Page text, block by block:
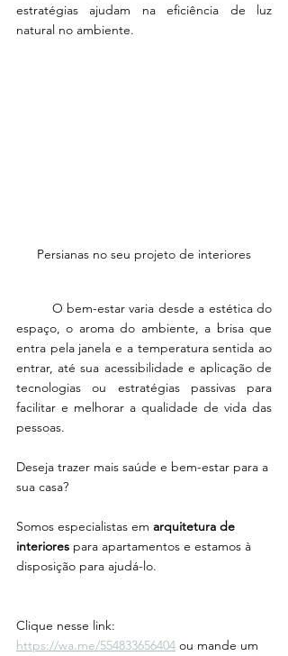
estratégias ajudam na eficiência de luz
natural no ambiente.
Persianas no seu projeto de interiores
espaço, o aroma do ambiente, a brisa que
entra pela janela e a temperatura sentida ao
entrar, até sua acessibilidade e aplicação de
tecnologias ou estratégias passivas para
facilitar e melhorar a qualidade de vida das
pessoas.
Deseja trazer mais saúde e bem-estar para a
sua casa?
Somos especialistas em arquitetura de
interiores para apartamentos e estamos à
disposição para ajudá-lo.
Clique nesse link:
https://wa.me/554833656404 ou mande um